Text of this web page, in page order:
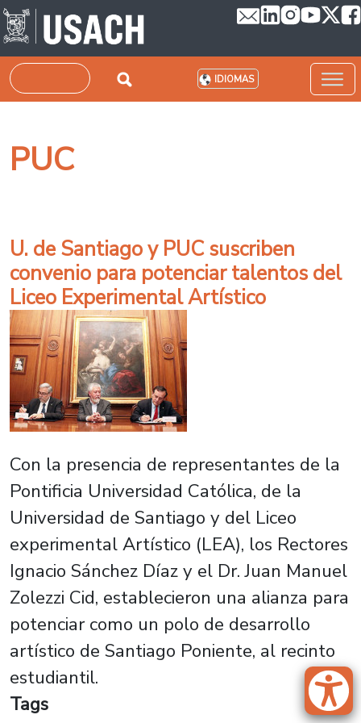
Pasar al contenido principal
Buscar IDIOMAS
PUC
U. de Santiago y PUC suscriben
convenio para potenciar talentos del
Liceo Experimental Artístico
Con la presencia de representantes de la
Pontificia Universidad Católica, de la
Universidad de Santiago y del Liceo
experimental Artístico (LEA), los Rectores
Ignacio Sánchez Díaz y el Dr. Juan Manuel
Zolezzi Cid, establecieron una alianza para
potenciar como un polo de desarrollo
artístico de Santiago Poniente, al recinto
estudiantil.
Tags